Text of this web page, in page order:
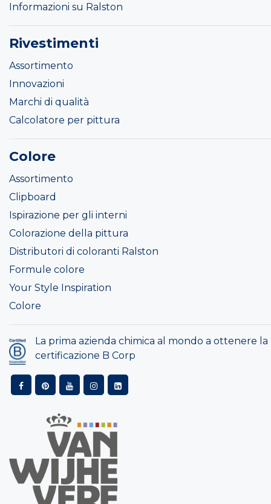
Informazioni su Ralston
Rivestimenti
Assortimento
Innovazioni
Marchi di qualità
Calcolatore per pittura
Colore
Assortimento
Clipboard
Ispirazione per gli interni
Colorazione della pittura
Distributori di coloranti Ralston
Formule colore
Your Style Inspiration
Colore
La prima azienda chimica al mondo a ottenere la
certificazione B Corp